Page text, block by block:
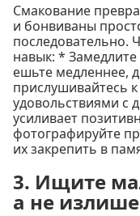
Смакование
и бонвиваны
последовательно.
навык: *
ешьте медленнее,
прислушивайтесь
удовольствиями с
усиливает
фотографируйте
их закрепить в
3. Ищите
а не